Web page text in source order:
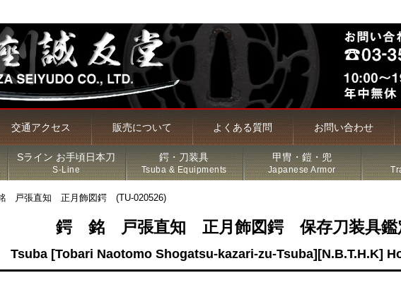
交通アクセス 販売について よくある質問 お問い合わせ
Sライン お手頃日本刀
S-Line
鍔・刀装具
Tsuba & Equipments
甲冑・鎧・兜
Japanese Armor
戸張直知 正月飾図鍔 (TU-020526)
鍔 銘 戸張直知 正月飾図鍔 保存刀装具鑑
Tsuba [Tobari Naotomo Shogatsu-kazari-zu-Tsuba][N.B.T.H.K]